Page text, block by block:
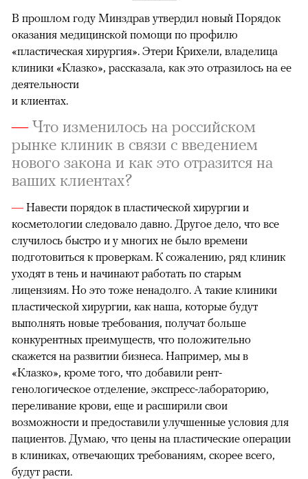
В прошлом году Минздрав утвердил новый Порядок
оказания медицинской помощи по профилю
«пластическая хирургия». Этери Крихели, владелица
клиники «Клазко», рассказала, как это отразилось на ее
деятельности
и клиентах.
00:00 / 00:00
—Что изменилось на российском
рынке клиник в связи с введением
нового закона и как это отразится на
ваших клиентах?
— Навести порядок в пластической хирургии и
косметологии следовало давно. Другое дело, что все
случилось быстро и у многих не было времени
подготовиться к проверкам. К сожалению, ряд клиник
уходят в тень и начинают работать по старым
лицензиям. Но это тоже ненадолго. А такие клиники
пластической хирургии, как наша, которые будут
выполнять новые требования, получат больше
конкурентных преимуществ, что положительно
скажется на развитии бизнеса. Например, мы в
«Клазко», кроме того, что добавили рент­
генологическое отделение, экспресс-лабораторию,
переливание крови, еще и расширили свои
возможности и предоставили улучшенные условия для
пациентов. Думаю, что цены на пластические операции
в клиниках, отвечающих требованиям, скорее всего,
будут расти.